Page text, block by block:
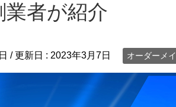
業者が紹介
/ 更新日 : 2023年3月7日 オーダーメ